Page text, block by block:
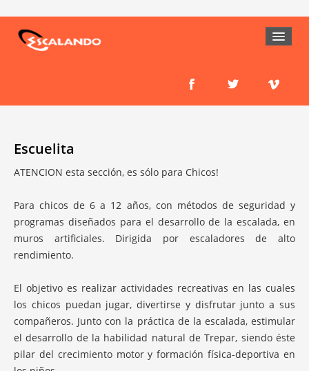
EL MURO
SALIDAS A LA ROCA
ESCUELITA
ACTIVIDADES
MUROS
DISEÑO/CONSTRUCCION
Escuelita
ATENCION esta sección, es sólo para Chicos!
Para chicos de 6 a 12 años, con métodos de seguridad y
programas diseñados para el desarrollo de la escalada, en
muros artificiales. Dirigida por escaladores de alto
rendimiento.
El objetivo es realizar actividades recreativas en las cuales
los chicos puedan jugar, divertirse y disfrutar junto a sus
compañeros. Junto con la práctica de la escalada, estimular
el desarrollo de la habilidad natural de Trepar, siendo éste
pilar del crecimiento motor y formación física-deportiva en